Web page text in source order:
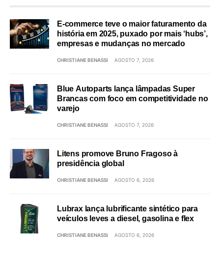
E-commerce teve o maior faturamento da
história em 2025, puxado por mais ‘hubs’,
empresas e mudanças no mercado
CHRISTIANE BENASSI AGOSTO 7, 2026
Blue Autoparts lança lâmpadas Super
Brancas com foco em competitividade no
varejo
CHRISTIANE BENASSI AGOSTO 7, 2026
Litens promove Bruno Fragoso à
presidência global
CHRISTIANE BENASSI AGOSTO 6, 2026
Lubrax lança lubrificante sintético para
veículos leves a diesel, gasolina e flex
CHRISTIANE BENASSI AGOSTO 6, 2026